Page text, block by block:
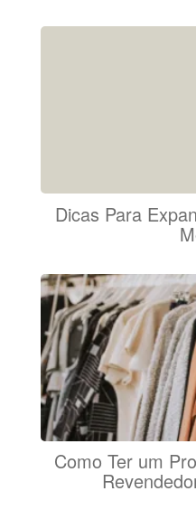
Dicas Para
Como Ter um